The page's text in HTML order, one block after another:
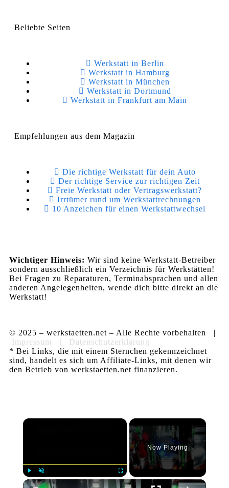
Beliebte Seiten
Werkstatt in Berlin
Werkstatt in Hamburg
Werkstatt in München
Werkstatt in Dortmund
Werkstatt in Frankfurt am Main
Empfehlungen aus dem Magazin
Die richtige Werkstatt für dein Auto
Der richtige Service zur richtigen Zeit
Freie Werkstatt oder Vertragswerkstatt?
Irrtümer rund um Werkstattrechnungen
10 Anzeichen für einen Werkstattwechsel
Wichtiger Hinweis: Wir sind keine Werkstatt-Betreiber
sondern ausschließlich ein Verzeichnis für Werkstätten!
Bei Fragen zu Reparaturen, Terminabsprachen und allen
anderen Angelegenheiten, wende dich bitte direkt an die
Werkstatt!
© 2025 – werkstaetten.net – Alle Rechte vorbehalten |
Impressum
| Datenschutzerklärung
* Bei Links, die mit einem Sternchen gekennzeichnet
sind, handelt es sich um Affiliate-Links, mit denen wir
den Betrieb von werkstaetten.net finanzieren.
×
Play Unmute Fullscreen
Now Playing
×